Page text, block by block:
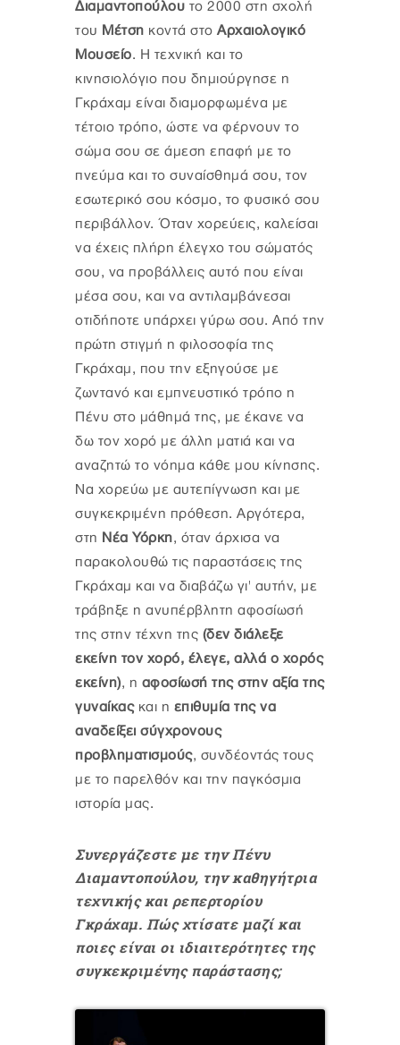
Διαμαντοπούλου το 2000 στη σχολή
του Μέτση κοντά στο Αρχαιολογικό
Μουσείο. Η τεχνική και το
κινησιολόγιο που δημιούργησε η
Γκράχαμ είναι διαμορφωμένα με
τέτοιο τρόπο, ώστε να φέρνουν το
σώμα σου σε άμεση επαφή με το
πνεύμα και το συναίσθημά σου, τον
εσωτερικό σου κόσμο, το φυσικό σου
περιβάλλον. Όταν χορεύεις, καλείσαι
να έχεις πλήρη έλεγχο του σώματός
σου, να προβάλλεις αυτό που είναι
μέσα σου, και να αντιλαμβάνεσαι
οτιδήποτε υπάρχει γύρω σου. Από την
πρώτη στιγμή η φιλοσοφία της
Γκράχαμ, που την εξηγούσε με
ζωντανό και εμπνευστικό τρόπο η
Πένυ στο μάθημά της, με έκανε να
δω τον χορό με άλλη ματιά και να
αναζητώ το νόημα κάθε μου κίνησης.
Να χορεύω με αυτεπίγνωση και με
συγκεκριμένη πρόθεση. Αργότερα,
στη Νέα Υόρκη, όταν άρχισα να
παρακολουθώ τις παραστάσεις της
Γκράχαμ και να διαβάζω γι' αυτήν, με
τράβηξε η ανυπέρβλητη αφοσίωσή
της στην τέχνη της (δεν διάλεξε
εκείνη τον χορό, έλεγε, αλλά ο χορός
εκείνη), η αφοσίωσή της στην αξία της
γυναίκας και η επιθυμία της να
αναδείξει σύγχρονους
προβληματισμούς, συνδέοντάς τους
με το παρελθόν και την παγκόσμια
ιστορία μας.
Συνεργάζεστε με την Πένυ
Διαμαντοπούλου, την καθηγήτρια
τεχνικής και ρεπερτορίου
Γκράχαμ. Πώς χτίσατε μαζί και
ποιες είναι οι ιδιαιτερότητες της
συγκεκριμένης παράστασης;